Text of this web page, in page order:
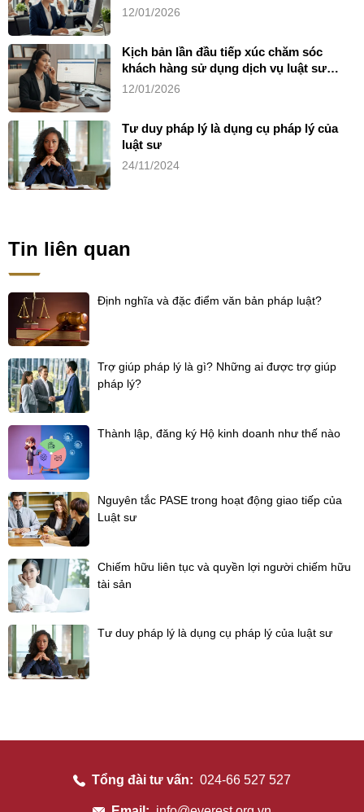
12/01/2026
Kịch bản lần đầu tiếp xúc chăm sóc
khách hàng sử dụng dịch vụ luật sư
riêng
12/01/2026
Tư duy pháp lý là dụng cụ pháp lý của
luật sư
24/11/2024
Tin liên quan
Định nghĩa và đặc điểm văn bản pháp luật?
Trợ giúp pháp lý là gì? Những ai được trợ giúp
pháp lý?
Thành lập, đăng ký Hộ kinh doanh như thế nào
Nguyên tắc PASE trong hoạt động giao tiếp của
Luật sư
Chiếm hữu liên tục và quyền lợi người chiếm hữu
tài sản
Tư duy pháp lý là dụng cụ pháp lý của luật sư
Tổng đài tư vấn: 024-66 527 527